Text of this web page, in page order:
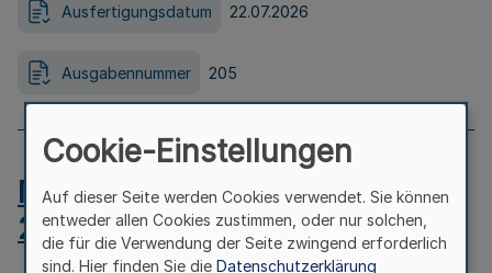
Ausfertigungsdatum 22.07.2026
Ausgabennummer 205
MB.NRW 2026 Nr. 204 vom
24.07.2026
Cookie-Einstellungen
Auf dieser Seite werden Cookies verwendet. Sie können
entweder allen Cookies zustimmen, oder nur solchen,
die für die Verwendung der Seite zwingend erforderlich
sind. Hier finden Sie die Datenschutzerklärung